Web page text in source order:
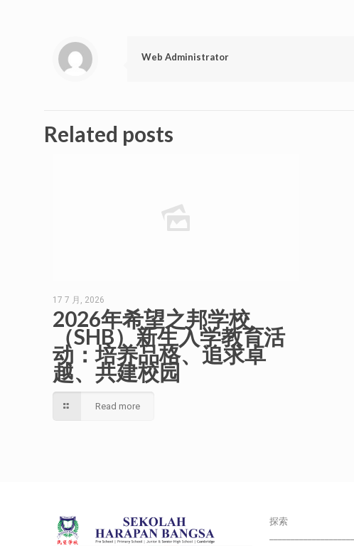
Web Administrator
Related posts
17 7 月, 2026
2026年希望之邦学校
（SHB）新生入学教育活
动：培养品格、追求卓
越、共建校园
Read more
探索